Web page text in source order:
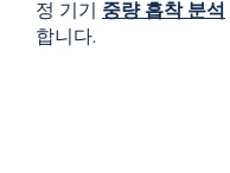
정 기기 중량 흡착 분석
합니다.